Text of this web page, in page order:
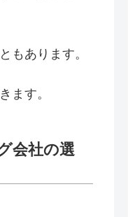
もあります。
ます。
会社の選